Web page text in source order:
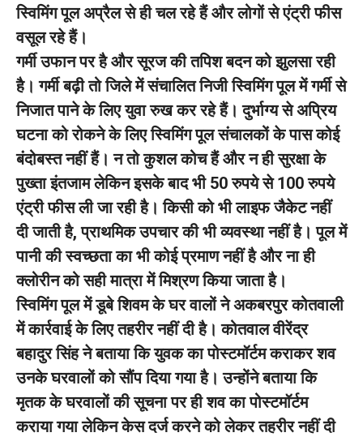
स्विमिंग पूल अप्रैल से ही चल रहे हैं और लोगों से एंट्री फीस
वसूल रहे हैं।
गर्मी उफान पर है और सूरज की तपिश बदन को झुलसा रही
है। गर्मी बढ़ी तो जिले में संचालित निजी स्विमिंग पूल में गर्मी से
निजात पाने के लिए युवा रुख कर रहे हैं। दुर्भाग्य से अप्रिय
घटना को रोकने के लिए स्विमिंग पूल संचालकों के पास कोई
बंदोबस्त नहीं हैं। न तो कुशल कोच हैं और न ही सुरक्षा के
पुख्ता इंतजाम लेकिन इसके बाद भी 50 रुपये से 100 रुपये
एंट्री फीस ली जा रही है। किसी को भी लाइफ जैकेट नहीं
दी जाती है, प्राथमिक उपचार की भी व्यवस्था नहीं है। पूल में
पानी की स्वच्छता का भी कोई प्रमाण नहीं है और ना ही
क्लोरीन को सही मात्रा में मिश्रण किया जाता है।
स्विमिंग पूल में डूबे शिवम के घर वालों ने अकबरपुर कोतवाली
में कार्रवाई के लिए तहरीर नहीं दी है। कोतवाल वीरेंद्र
बहादुर सिंह ने बताया कि युवक का पोस्टमॉर्टम कराकर शव
उनके घरवालों को सौंप दिया गया है। उन्होंने बताया कि
मृतक के घरवालों की सूचना पर ही शव का पोस्टमॉर्टम
कराया गया लेकिन केस दर्ज करने को लेकर तहरीर नहीं दी